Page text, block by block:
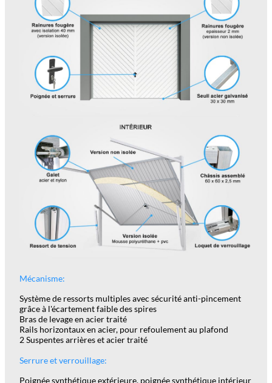
Mécanisme:
Système de ressorts multiples avec sécurité anti-pincement
grâce à l'écartement faible des spires
Bras de levage en acier traité
Rails horizontaux en acier, pour refoulement au plafond
2 Suspentes arrières et acier traité
Serrure et verrouillage:
Poignée synthétique extérieure, poignée synthétique intérieur